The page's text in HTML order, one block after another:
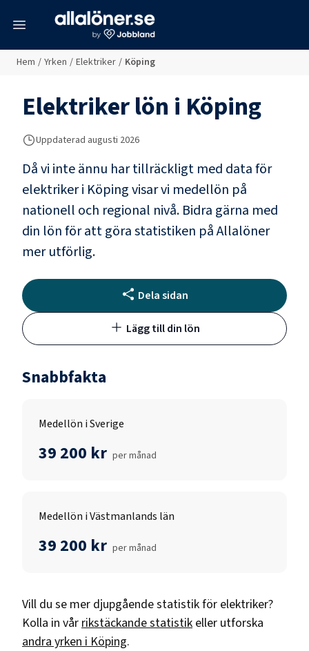
Hem / Yrken / Elektriker / Köping
Elektrikerlön i Köping
Uppdaterad augusti 2026
Då vi inte ännu har tillräckligt med data för
elektrikeri Köpingvisar vi medellön på
nationell och regional nivå. Bidra gärna med
din lön för att göra statistiken på Allalöner
mer utförlig.
Dela sidan
Lägg till din lön
Snabbfakta
Medellön i Sverige
39 200 kr per månad
Medellön i Västmanlands län
39 200 kr per månad
Vill du se mer djupgående statistik för elektriker?
Kolla in vår rikstäckande statistik eller utforska
andra yrken i Köping.